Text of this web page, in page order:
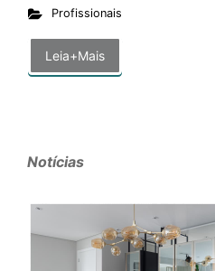
Profissionais
Leia+Mais
Notícias